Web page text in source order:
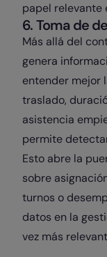
papel relevante
6. Toma de
Más allá del
genera
entender mejor
traslado,
asistencia
permite
Esto abre la
sobre
turnos o
datos en la
vez más